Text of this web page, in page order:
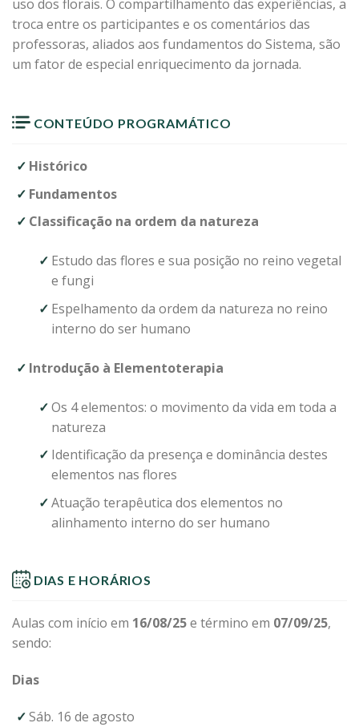
uso dos florais. O compartilhamento das experiências, a
troca entre os participantes e os comentários das
professoras, aliados aos fundamentos do Sistema, são
um fator de especial enriquecimento da jornada.
CONTEÚDO PROGRAMÁTICO
Histórico
Fundamentos
Classificação na ordem da natureza
Estudo das flores e sua posição no reino vegetal
e fungi
Espelhamento da ordem da natureza no reino
interno do ser humano
Introdução à Elementoterapia
Os 4 elementos: o movimento da vida em toda a
natureza
Identificação da presença e dominância destes
elementos nas flores
Atuação terapêutica dos elementos no
alinhamento interno do ser humano
DIAS E HORÁRIOS
Aulas com início em 16/08/25e término em 07/09/25,
sendo:
Dias
Sáb. 16 de agosto